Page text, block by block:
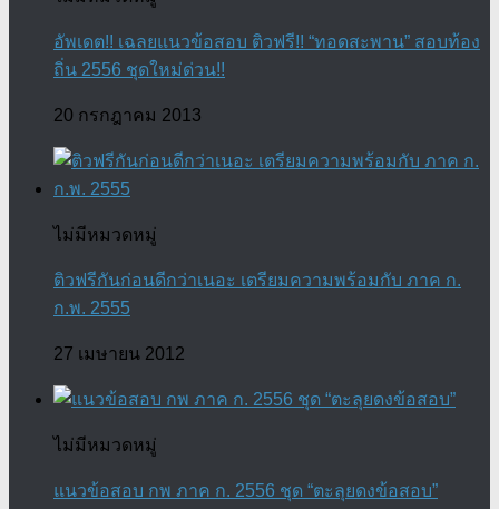
อัพเดต!! เฉลยแนวข้อสอบ ติวฟรี!! “ทอดสะพาน” สอบท้อง
ถิ่น 2556 ชุดใหม่ด่วน!!
20 กรกฎาคม 2013
ไม่มีหมวดหมู่
ติวฟรีกันก่อนดีกว่าเนอะ เตรียมความพร้อมกับ ภาค ก.
ก.พ. 2555
27 เมษายน 2012
ไม่มีหมวดหมู่
แนวข้อสอบ กพ ภาค ก. 2556 ชุด “ตะลุยดงข้อสอบ”